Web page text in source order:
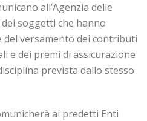
all’Agenzia delle
soggetti che hanno
versamento dei contributi
e dei premi di assicurazione
prevista dallo stesso
ai predetti Enti